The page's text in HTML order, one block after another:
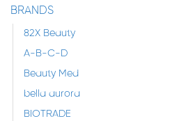
BRANDS
82X Beauty
A-B-C-D
Beauty Med
bella aurora
BIOTRADE